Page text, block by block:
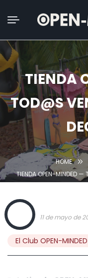
Buscar:
TIENDA
TOD@S
HOME
TIENDA OPEN-MINDED —
11 de mayo de
El Club OPEN-MINDED